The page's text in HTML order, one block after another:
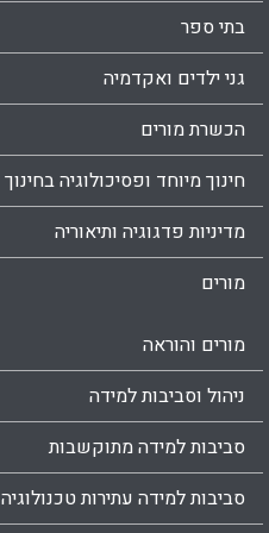
בתי ספר
גני ילדים ואקדמיה
הכשרת מורים
חינוך מיוחד ופסיכולוגיה בחינוך
מדיניות פדגוגיה ותיאוריה
מורים
מורים והוראה
ניהול וסביבות למידה
סביבות למידה מתוקשבות
סביבות למידה עתירות טכנולוגיה